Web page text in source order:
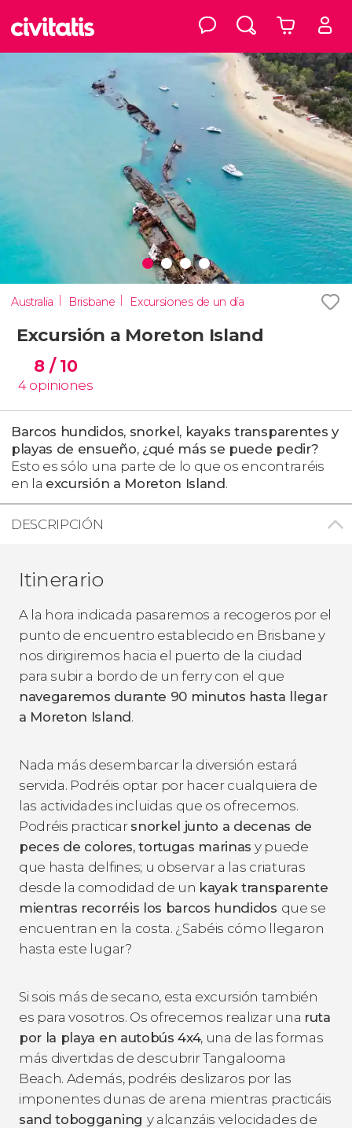
Australia Brisbane Excursiones de un día
Excursión a Moreton Island
8 / 10
4 opiniones
Barcos hundidos, snorkel, kayaks transparentes y
playas de ensueño, ¿qué más se puede pedir?
Esto es sólo una parte de lo que os encontraréis
en la excursión a Moreton Island.
DESCRIPCIÓN
Itinerario
A la hora indicada pasaremos a recogeros por el
punto de encuentro establecido en Brisbane y
nos dirigiremos hacia el puerto de la ciudad
para subir a bordo de un ferry con el que
navegaremos durante 90 minutos hasta llegar
a Moreton Island.
Nada más desembarcar la diversión estará
servida. Podréis optar por hacer cualquiera de
las actividades incluidas que os ofrecemos.
Podréis practicar snorkel junto a decenas de
peces de colores, tortugas marinas y puede
que hasta delfines; u observar a las criaturas
desde la comodidad de un kayak transparente
mientras recorréis los barcos hundidos que se
encuentran en la costa. ¿Sabéis cómo llegaron
hasta este lugar?
Si sois más de secano, esta excursión también
es para vosotros. Os ofrecemos realizar una ruta
por la playa en autobús 4x4, una de las formas
más divertidas de descubrir Tangalooma
Beach. Además, podréis deslizaros por las
imponentes dunas de arena mientras practicáis
sand tobogganing y alcanzáis velocidades de